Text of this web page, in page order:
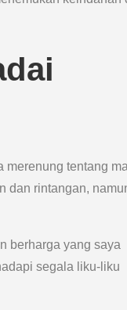
merenung tentang
dan rintangan,
berharga yang saya
segala liku-liku